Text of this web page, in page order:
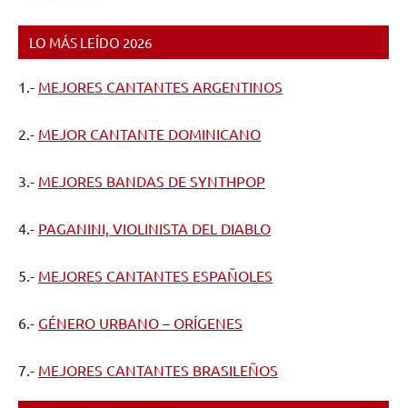
LO MÁS LEÍDO 2026
1.- MEJORES CANTANTES ARGENTINOS
2.- MEJOR CANTANTE DOMINICANO
3.- MEJORES BANDAS DE SYNTHPOP
4.- PAGANINI, VIOLINISTA DEL DIABLO
5.- MEJORES CANTANTES ESPAÑOLES
6.- GÉNERO URBANO – ORÍGENES
7.- MEJORES CANTANTES BRASILEÑOS